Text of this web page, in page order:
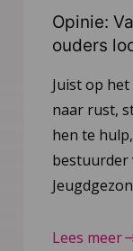
Opinie:
ouders
Juist op
naar rust,
hen te
bestuurder
Lees meer